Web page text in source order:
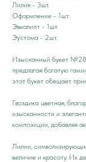
Лилия - 3шт.
Оформление - 1шт.
Эвкалипт - 1шт.
Эустома - 2шт.
Изысканный букет
предлагая богатую
этот букет обещает
Гвоздика цветная,
изысканности и
композиции, добавляя
Лилии,
величие и красоту. Их